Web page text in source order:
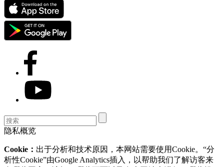
隐私概览
Cookie： 出于分析和技术原因，本网站需要使用Cookie。“分
析性Cookie”由Google Analytics插入，以帮助我们了解访客来